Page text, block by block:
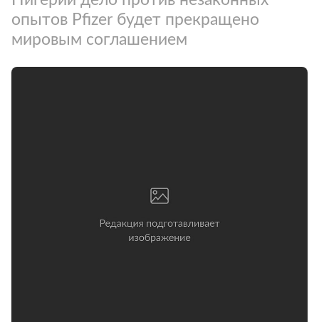
опытов Pfizer будет прекращено
мировым соглашением